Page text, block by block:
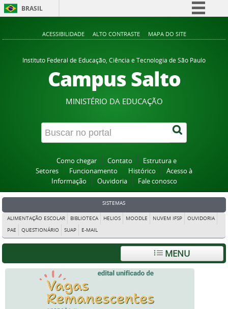
BRASIL
Comunica BR
Participe
Acesso à informação
Canais
ACESSIBILIDADE ALTO CONTRASTE MAPA DO SITE
Instituto Federal de Educação, Ciência e Tecnologia de São Paulo
Campus Salto
MINISTÉRIO DA EDUCAÇÃO
Como chegar Contato
Estrutura e
Setores
Funcionamento Histórico
Acesso à
Informação
Ouvidoria Fale conosco
SISTEMAS
ALIMENTAÇÃO ESCOLAR BIBLIOTECA HELIOS MOODLE NUVEM IFSP
OUVIDORIA
PAE
QUESTIONÁRIO SUAP E-MAIL
MENU